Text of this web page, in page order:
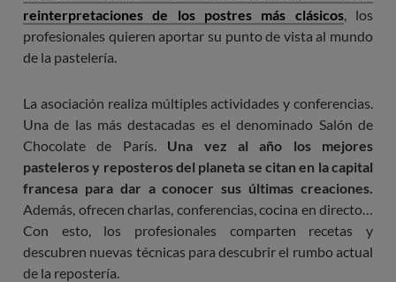
reinterpretaciones de los postres más clásicos, los
profesionales quieren aportar su punto de vista al mundo
de la pastelería.
La asociación realiza múltiples actividades y conferencias.
Una de las más destacadas es el denominado Salón de
Chocolate de París. Una vez al año los mejores
pasteleros y reposteros del planeta se citan en la capital
francesa para dar a conocer sus últimas creaciones.
Además, ofrecen charlas, conferencias, cocina en directo…
Con esto, los profesionales comparten recetas y
descubren nuevas técnicas para descubrir el rumbo actual
de la repostería.